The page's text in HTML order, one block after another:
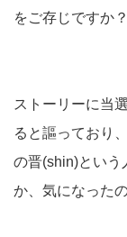
をご存じですか？
ストーリーに当
ると謳っており
の晋(shin)という
か、気になった